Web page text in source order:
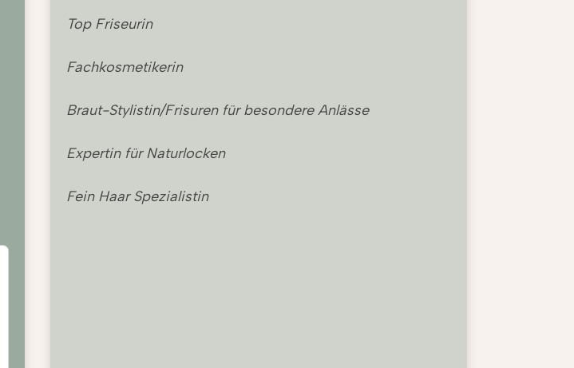
Top Friseurin
Fachkosmetikerin
Braut-Stylistin/Frisuren für besondere Anlässe
Expertin für Naturlocken
Fein Haar Spezialistin